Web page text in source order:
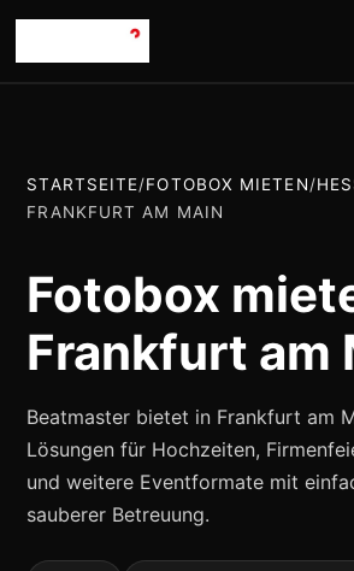
STARTSEITE/FOTOBOX MIETEN/
FRANKFURT AM MAIN
Fotobox
Frankfurt am
Beatmaster bietet in Frankfurt am
Lösungen für Hochzeiten,
und weitere Eventformate mit
sauberer Betreuung.